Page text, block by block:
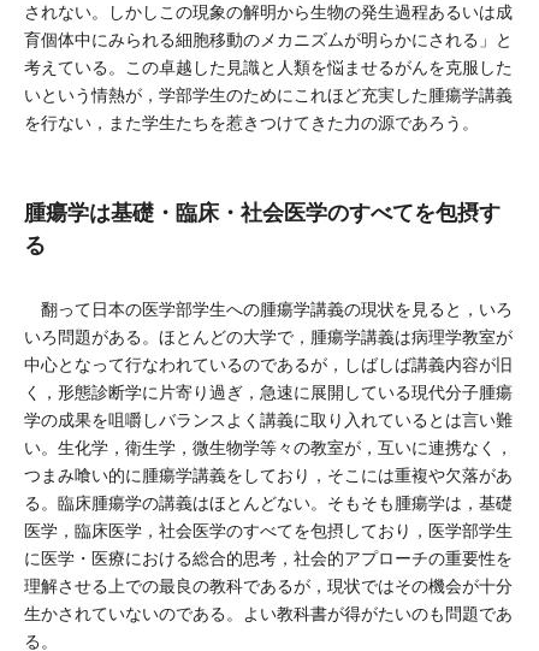
されない。しかしこの現象の解明から生物の発生過程あるいは成
育個体中にみられる細胞移動のメカニズムが明らかにされる」と
考えている。この卓越した見識と人類を悩ませるがんを克服した
いという情熱が，学部学生のためにこれほど充実した腫瘍学講義
を行ない，また学生たちを惹きつけてきた力の源であろう。
腫瘍学は基礎・臨床・社会医学のすべてを包摂す
る
翻って日本の医学部学生への腫瘍学講義の現状を見ると，いろ
いろ問題がある。ほとんどの大学で，腫瘍学講義は病理学教室が
中心となって行なわれているのであるが，しばしば講義内容が旧
く，形態診断学に片寄り過ぎ，急速に展開している現代分子腫瘍
学の成果を咀嚼しバランスよく講義に取り入れているとは言い難
い。生化学，衛生学，微生物学等々の教室が，互いに連携なく，
つまみ喰い的に腫瘍学講義をしており，そこには重複や欠落があ
る。臨床腫瘍学の講義はほとんどない。そもそも腫瘍学は，基礎
医学，臨床医学，社会医学のすべてを包摂しており，医学部学生
に医学・医療における総合的思考，社会的アプローチの重要性を
理解させる上での最良の教科であるが，現状ではその機会が十分
生かされていないのである。よい教科書が得がたいのも問題であ
る。